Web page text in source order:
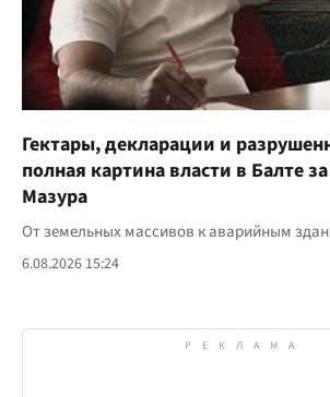
Гектары, декларации и
полная картина власти в Балте
Мазура
От земельных массивов к аварийным
6.08.2026 15:24